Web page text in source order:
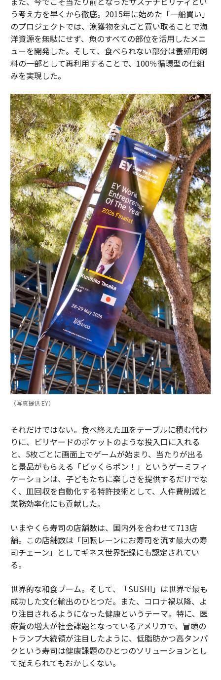
う考え方を早くから徹底。2015年に始めた「一船買い」
のプロジェクトでは、漁獲物を丸ごと買い取ることで海
洋資源を無駄にせず、魚のすべての部位を活用したメニ
ューを開発した。そして、食べられない部分は養殖用飼
料の一部として再利用することで、100％循環型の仕組
みを実現した。
（写真提供 EY）
それだけではない。食べ終えた皿をテーブルに積む代わ
りに、ビリヤードのポケットのような投入口に入れる
と、5枚ごとに画面上でゲームが始まり、当たりが出る
と景品がもらえる「ビッくらポン！」というゲーミフィ
ケーションは、子どもたちに楽しさを提供するだけでな
く、皿回収を自動化する特許技術として、人件費削減と
業務効率化にも貢献した。
いまやくら寿司の店舗数は、国内外を合わせて713店
舗。この店舗数は「回転レーンにお寿司を流す最大の寿
司チェーン」としてギネス世界記録にも認定されてい
る。
世界的な和食ブーム。そして、「SUSHI」は世界で最も
成功した文化輸出のひとつだ。また、コロナ禍以降、よ
り注目されるようになった健康というテーマ。特に、医
療費の増大が社会課題となっているアメリカで、冒頭の
トランプ大統領が注目したように、低脂肪かつ高タンパ
クという寿司は健康課題のひとつのソリューションとし
て捉えられてもおかしくない。